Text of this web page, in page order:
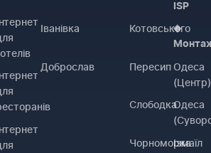
Іванівка
Доброслав
Котовського
Пересип
Слободка
Чорноморка
ISP
◈
Одеса
(Центр)
Одеса
Ізмаїл